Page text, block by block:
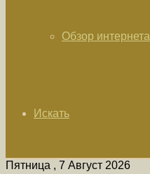
Обзор интернета
Искать
Пятница , 7 Август 2026